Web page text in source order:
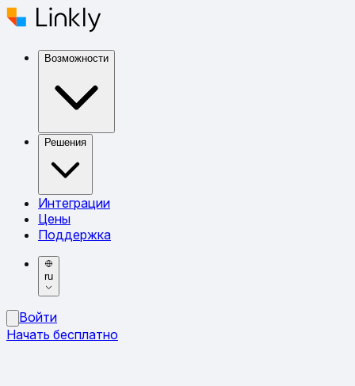
Возможности
Решения
Интеграции
Цены
Поддержка
ru
Войти
Начать бесплатно